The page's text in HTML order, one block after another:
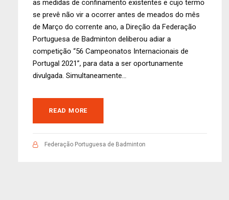
as medidas de confinamento existentes e cujo termo
se prevê não vir a ocorrer antes de meados do mês
de Março do corrente ano, a Direção da Federação
Portuguesa de Badminton deliberou adiar a
competição “56 Campeonatos Internacionais de
Portugal 2021”, para data a ser oportunamente
divulgada. Simultaneamente...
READ MORE
Federação Portuguesa de Badminton